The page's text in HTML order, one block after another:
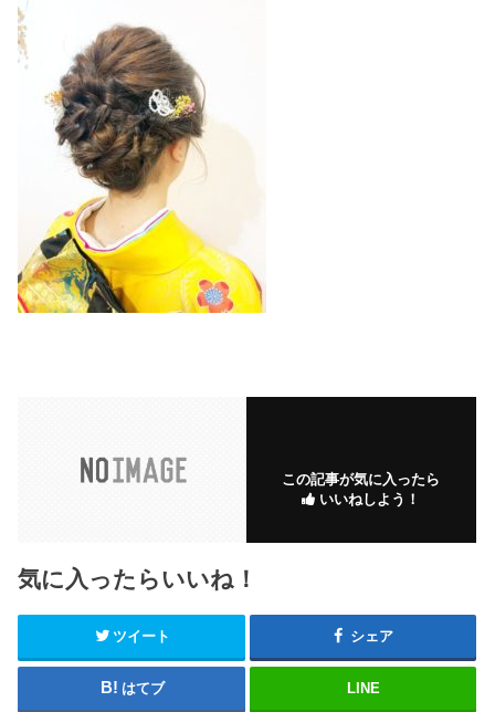
この記事が気に入ったら
いいねしよう！
気に入ったらいいね！
ツイート シェア
はてブ LINE